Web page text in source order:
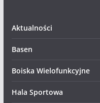
Aktualności
Basen
Boiska Wielofunkcyjne
Hala Sportowa